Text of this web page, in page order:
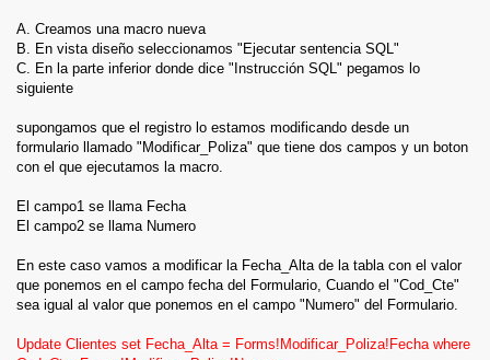
A. Creamos una macro nueva
B. En vista diseño seleccionamos "Ejecutar sentencia SQL"
C. En la parte inferior donde dice "Instrucción SQL" pegamos lo
siguiente
supongamos que el registro lo estamos modificando desde un
formulario llamado "Modificar_Poliza" que tiene dos campos y un boton
con el que ejecutamos la macro.
El campo1 se llama Fecha
El campo2 se llama Numero
En este caso vamos a modificar la Fecha_Alta de la tabla con el valor
que ponemos en el campo fecha del Formulario, Cuando el "Cod_Cte"
sea igual al valor que ponemos en el campo "Numero" del Formulario.
Update Clientes set Fecha_Alta = Forms!Modificar_Poliza!Fecha where